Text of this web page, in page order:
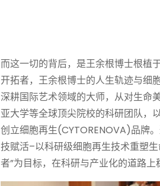
而这一切的背后，是王余根博士根植
开拓者，王余根博士的人生轨迹与细
深耕国际艺术领域的大师，从对生命
亚大学等全球顶尖院校的科研团队，
创立细胞再生(CYTORENOVA)品牌
技赋活–以科研级细胞再生技术重塑
者”为目标，在科研与产业化的道路上